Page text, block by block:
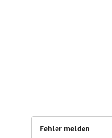
Fehler melden